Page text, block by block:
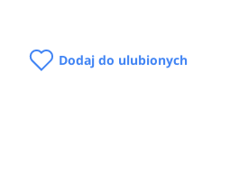
Dodaj do ulubionych